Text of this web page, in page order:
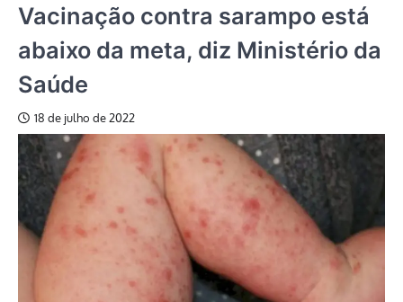
Vacinação contra sarampo está
abaixo da meta, diz Ministério da
Saúde
18 de julho de 2022